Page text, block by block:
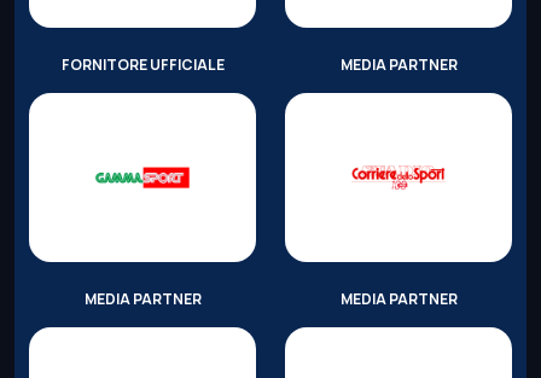
FORNITORE UFFICIALE MEDIA PARTNER
MEDIA PARTNER MEDIA PARTNER